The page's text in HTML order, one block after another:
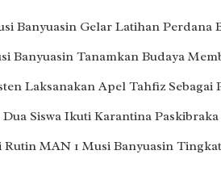
Banyuasin Gelar Latihan Perdana
Banyuasin Tanamkan Budaya
Laksanakan Apel Tahfiz
Siswa Ikuti Karantina
MAN 1 Musi Banyuasin